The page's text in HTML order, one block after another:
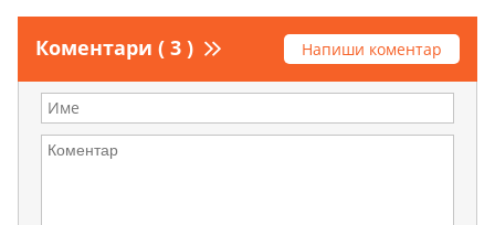
Коментари ( 3 ) Напиши коментар